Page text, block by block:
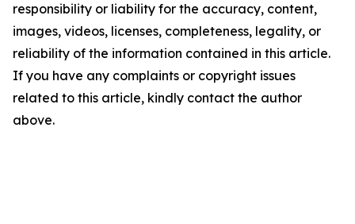
responsibility or liability for the accuracy, content,
images, videos, licenses, completeness, legality, or
reliability of the information contained in this article.
If you have any complaints or copyright issues
related to this article, kindly contact the author
above.